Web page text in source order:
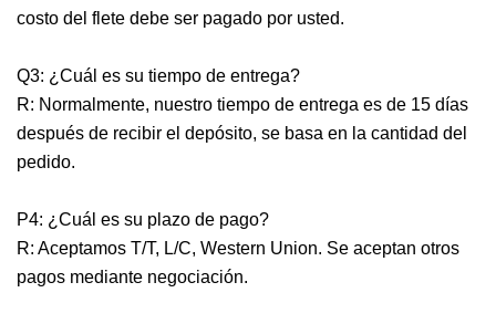
costo del flete debe ser pagado por usted.
Q3: ¿Cuál es su tiempo de entrega?
R: Normalmente, nuestro tiempo de entrega es de 15 días
después de recibir el depósito, se basa en la cantidad del
pedido.
P4: ¿Cuál es su plazo de pago?
R: Aceptamos T/T, L/C, Western Union. Se aceptan otros
pagos mediante negociación.